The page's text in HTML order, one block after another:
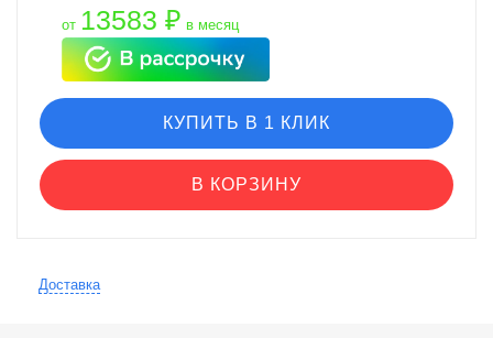
от 13583 ₽ в месяц
КУПИТЬ В 1 КЛИК
В КОРЗИНУ
Доставка